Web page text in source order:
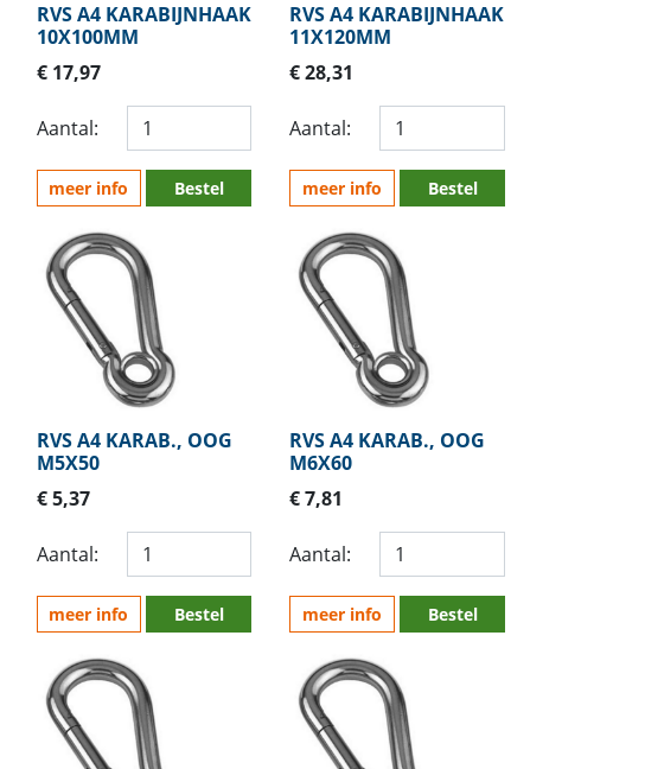
RVS A4 KARABIJNHAAK
10X100MM
€ 17,97
Aantal:
meer info Bestel
RVS A4 KARABIJNHAAK
11X120MM
€ 28,31
Aantal:
meer info Bestel
RVS A4 KARAB., OOG
M5X50
€ 5,37
Aantal:
meer info Bestel
RVS A4 KARAB., OOG
M6X60
€ 7,81
Aantal:
meer info Bestel